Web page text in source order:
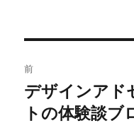
稿
ナ
前
過
去
デザインアド
トの体験談ブ